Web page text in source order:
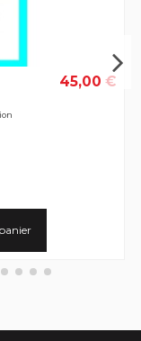
45,00 €